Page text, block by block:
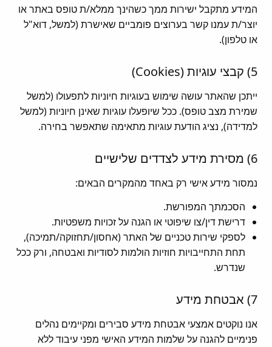
המידע מתקבל ישירות ממך כשהינך ממלא/ת טופס באתר או
יוצר/ת עמנו קשר בערוצים פומביים שאישרת (למשל, דוא"ל
או טלפון).
5) קבצי עוגיות (Cookies)
ייתכן שהאתר עושה שימוש בעוגיות חיוניות לתפעולו (למשל
שמירת מצב טופס). ככל שיופעלו עוגיות שאינן חיוניות (למשל
למדידה), נציג הודעת עוגיות מתאימה שתאפשר בחירה.
6) מסירת מידע לצדדים שלישיים
נמסור מידע אישי רק באחד מהמקרים הבאים:
הסכמתך המפורשת.
דרישת דין/צו שיפוטי או הגנה על זכויות משפטיות.
לספקי שירות טכניים של האתר (אחסון/תחזוקה/תמיכה),
תחת התחייבויות חוזיות הולמות לסודיות ואבטחה, ורק ככל
שנדרש.
7) אבטחת מידע
אנו נוקטים אמצעי אבטחת מידע סבירים ומקיימים נהלים
פנימיים להגנה על שלמות המידע האישי מפני עיבוד ללא